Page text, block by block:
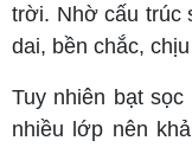
trời. Nhờ cấu trúc
dai, bền chắc,
Tuy nhiên bạt
nhiều lớp nên